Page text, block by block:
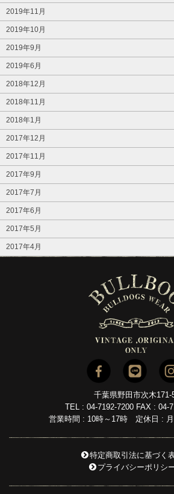
2019年11月
2019年10月
2019年9月
2019年6月
2018年12月
2018年11月
2018年1月
2017年12月
2017年11月
2017年9月
2017年7月
2017年6月
2017年5月
2017年4月
千葉県野田市次木171-
TEL : 04-7192-7200 FAX : 04-
営業時間 : 10時～17時 定休日 : 月
特定商取引法に基づく
プライバシーポリシ